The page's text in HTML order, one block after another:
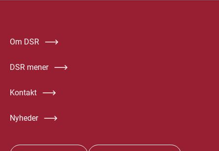
Om DSR
DSR mener
Kontakt
Nyheder